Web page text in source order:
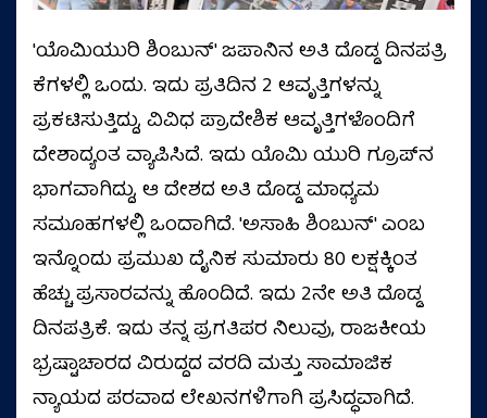
'ಯೊಮಿಯುರಿ ಶಿಂಬುನ್' ಜಪಾನಿನ ಅತಿ ದೊಡ್ಡ ದಿನಪತ್ರಿ
ಕೆಗಳಲ್ಲಿ ಒಂದು. ಇದು ಪ್ರತಿದಿನ 2 ಆವೃತ್ತಿಗಳನ್ನು
ಪ್ರಕಟಿಸುತ್ತಿದ್ದು, ವಿವಿಧ ಪ್ರಾದೇಶಿಕ ಆವೃತ್ತಿಗಳೊಂದಿಗೆ
ದೇಶಾದ್ಯಂತ ವ್ಯಾಪಿಸಿದೆ. ಇದು ಯೊಮಿ ಯುರಿ ಗ್ರೂಪ್‌ನ
ಭಾಗವಾಗಿದ್ದು, ಆ ದೇಶದ ಅತಿ ದೊಡ್ಡ ಮಾಧ್ಯಮ
ಸಮೂಹಗಳಲ್ಲಿ ಒಂದಾಗಿದೆ. 'ಅಸಾಹಿ ಶಿಂಬುನ್' ಎಂಬ
ಇನ್ನೊಂದು ಪ್ರಮುಖ ದೈನಿಕ ಸುಮಾರು 80 ಲಕ್ಷಕ್ಕಿಂತ
ಹೆಚ್ಚು ಪ್ರಸಾರವನ್ನು ಹೊಂದಿದೆ. ಇದು 2ನೇ ಅತಿ ದೊಡ್ಡ
ದಿನಪತ್ರಿಕೆ. ಇದು ತನ್ನ ಪ್ರಗತಿಪರ ನಿಲುವು, ರಾಜಕೀಯ
ಭ್ರಷ್ಟಾಚಾರದ ವಿರುದ್ದದ ವರದಿ ಮತ್ತು ಸಾಮಾಜಿಕ
ನ್ಯಾಯದ ಪರವಾದ ಲೇಖನಗಳಿಗಾಗಿ ಪ್ರಸಿದ್ಧವಾಗಿದೆ.